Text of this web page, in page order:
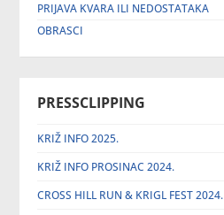
PRIJAVA KVARA ILI NEDOSTATAKA
OBRASCI
PRESSCLIPPING
KRIŽ INFO 2025.
KRIŽ INFO PROSINAC 2024.
CROSS HILL RUN & KRIGL FEST 2024.